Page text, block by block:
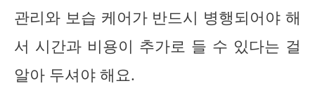
관리와 보습 케어가 반드시 병행되어야 해
서 시간과 비용이 추가로 들 수 있다는 걸
알아 두셔야 해요.